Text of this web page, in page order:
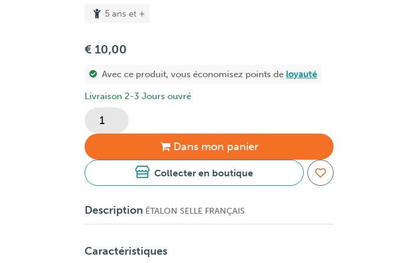
5 ans et +
€ 10,00
Avec ce produit, vous économisez points de loyauté
Livraison 2-3 Jours ouvré
Dans mon panier
Collecter en boutique
Description ÉTALON SELLE FRANÇAIS
Caractéristiques